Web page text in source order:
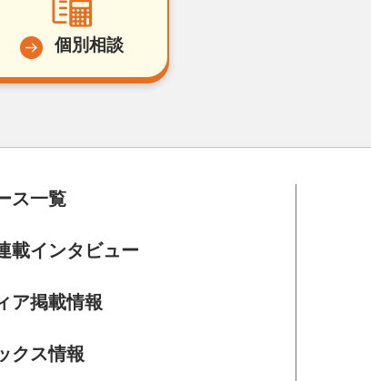
個別相談
ス一覧
載インタビュー
ア掲載情報
クス情報